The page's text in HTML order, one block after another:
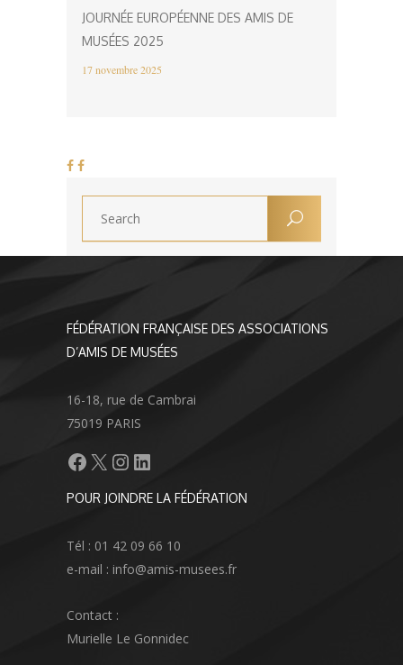
JOURNÉE EUROPÉENNE DES AMIS DE
MUSÉES 2025
17 novembre 2025
FÉDÉRATION FRANÇAISE DES ASSOCIATIONS
D’AMIS DE MUSÉES
16-18, rue de Cambrai
75019 PARIS
Facebook
X Instagram
LinkedIn
POUR JOINDRE LA FÉDÉRATION
Tél : 01 42 09 66 10
e-mail : info@amis-musees.fr
Contact :
Murielle Le Gonnidec